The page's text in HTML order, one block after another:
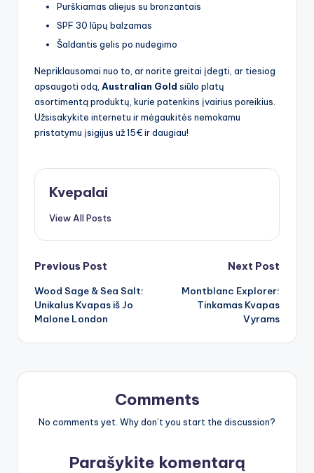
Purškiamas aliejus su bronzantais
SPF 30 lūpų balzamas
Šaldantis gelis po nudegimo
Nepriklausomai nuo to, ar norite greitai įdegti, ar tiesiog
apsaugoti odą, Australian Gold siūlo platų
asortimentą produktų, kurie patenkins įvairius poreikius.
Užsisakykite internetu ir mėgaukitės nemokamu
pristatymu įsigijus už 15€ ir daugiau!
Kvepalai
View All Posts
Post
navigation
Previous Post
Wood Sage & Sea Salt:
Unikalus Kvapas iš Jo
Malone London
Next Post
Montblanc Explorer:
Tinkamas Kvapas
Vyrams
Comments
No comments yet. Why don’t you start the discussion?
Parašykite komentarą